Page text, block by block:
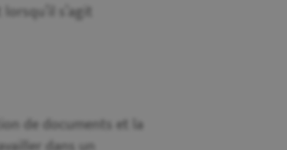
s’agit
de documents et la